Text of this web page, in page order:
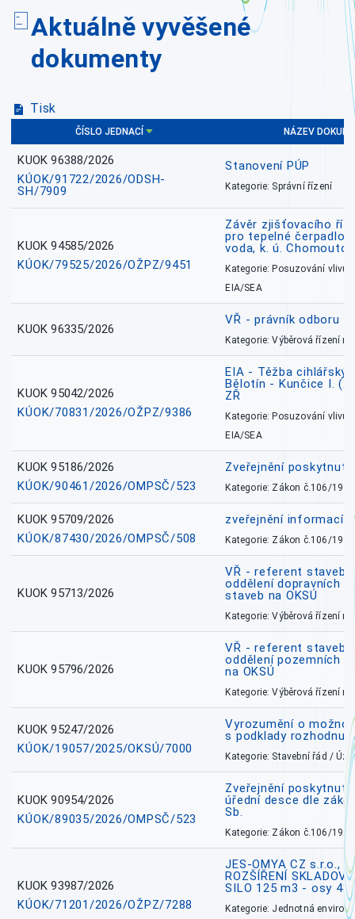
Aktuálně vyvěšené
dokumenty
Tisk
ČÍSLO JEDNACÍ NÁZEV
KUOK 96388/2026
KÚOK/91722/2026/ODSH-
SH/7909
Stanovení PÚP
Kategorie: Správní řízení
KUOK 94585/2026
KÚOK/79525/2026/OŽPZ/9451
Závěr zjišťovacího
pro tepelné čerpadlo
voda, k. ú. Chomoutov
Kategorie: Posuzování vlivů
EIA/SEA
KUOK 96335/2026
VŘ - právník odboru
Kategorie: Výběrová řízení
KUOK 95042/2026
KÚOK/70831/2026/OŽPZ/9386
EIA - Těžba
Bělotín - Kunčice I.
ZŘ
Kategorie: Posuzování vlivů
EIA/SEA
KUOK 95186/2026
KÚOK/90461/2026/OMPSČ/523
Zveřejnění
Kategorie: Zákon č.106/1999
KUOK 95709/2026
KÚOK/87430/2026/OMPSČ/508
zveřejnění informací
Kategorie: Zákon č.106/1999
KUOK 95713/2026
VŘ - referent
oddělení dopravních
staveb na OKSÚ
Kategorie: Výběrová řízení
KUOK 95796/2026
VŘ - referent
oddělení pozemních
na OKSÚ
Kategorie: Výběrová řízení
KUOK 95247/2026
KÚOK/19057/2025/OKSÚ/7000
Vyrozumění o
s podklady rozhodnutí
Kategorie: Stavební řád /
KUOK 90954/2026
KÚOK/89035/2026/OMPSČ/523
Zveřejnění
úřední desce dle
Sb.
Kategorie: Zákon č.106/1999
KUOK 93987/2026
KÚOK/71201/2026/OŽPZ/7288
JES-OMYA CZ s.r.o.,
ROZŠÍŘENÍ
SILO 125 m3 - osy
Kategorie: Jednotná